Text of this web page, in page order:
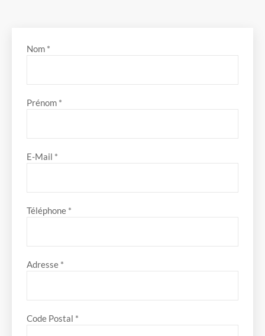
Nom *
Prénom *
E-Mail *
Téléphone *
Adresse *
Code Postal *